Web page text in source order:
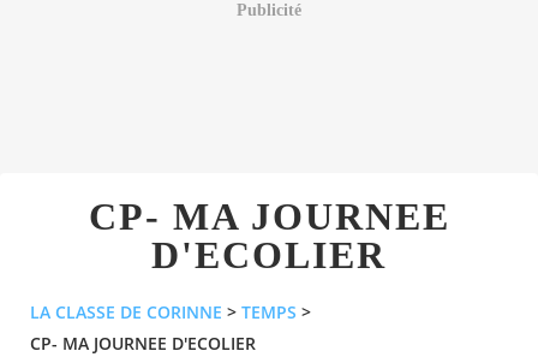
Publicité
CP- MA JOURNEE
D'ECOLIER
LA CLASSE DE CORINNE > TEMPS >
CP- MA JOURNEE D'ECOLIER